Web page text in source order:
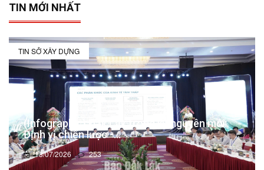
TIN MỚI NHẤT
TIN SỞ XÂY DỰNG
(Infographic) Đắk Lắk trong kỷ nguyên mới:
Định vị chiến lược -...
13/07/2026 253